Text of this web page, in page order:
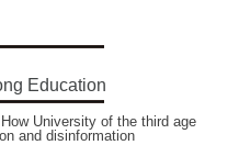
Education
University of the third age
and disinformation